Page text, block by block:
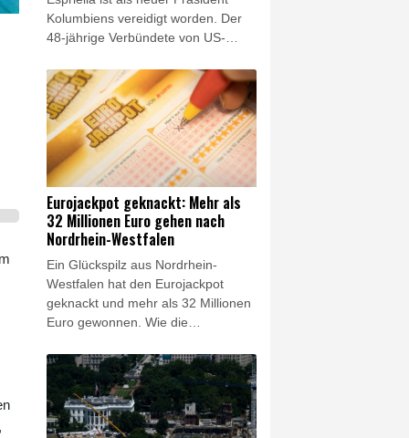
Kolumbiens vereidigt worden. Der
48-jährige Verbündete von US-
Freitag in der
südwestkolumbianischen Großstadt
Cali den Amtseid ab und trat damit
die Nachfolge des linken
Präsidenten Gustavo Petro an. De
la Espriella will unter anderem den
Kampf gegen Guerillagruppen und
den Drogenhandel im Land deutlich
verschärfen und die Beziehungen
zu den USA wieder ausbauen.
Eurojackpot geknackt: Mehr als
32 Millionen Euro gehen nach
Nordrhein-Westfalen
Ein Glückspilz aus Nordrhein-
Westfalen hat den Eurojackpot
geknackt und mehr als 32 Millionen
Euro gewonnen. Wie die
mitteilte, bekommt die Gewinnerin
oder der Gewinner 32.658.025
Euro. Die richtigen Gewinnzahlen
lauteten eins, drei, sechs, 13 und